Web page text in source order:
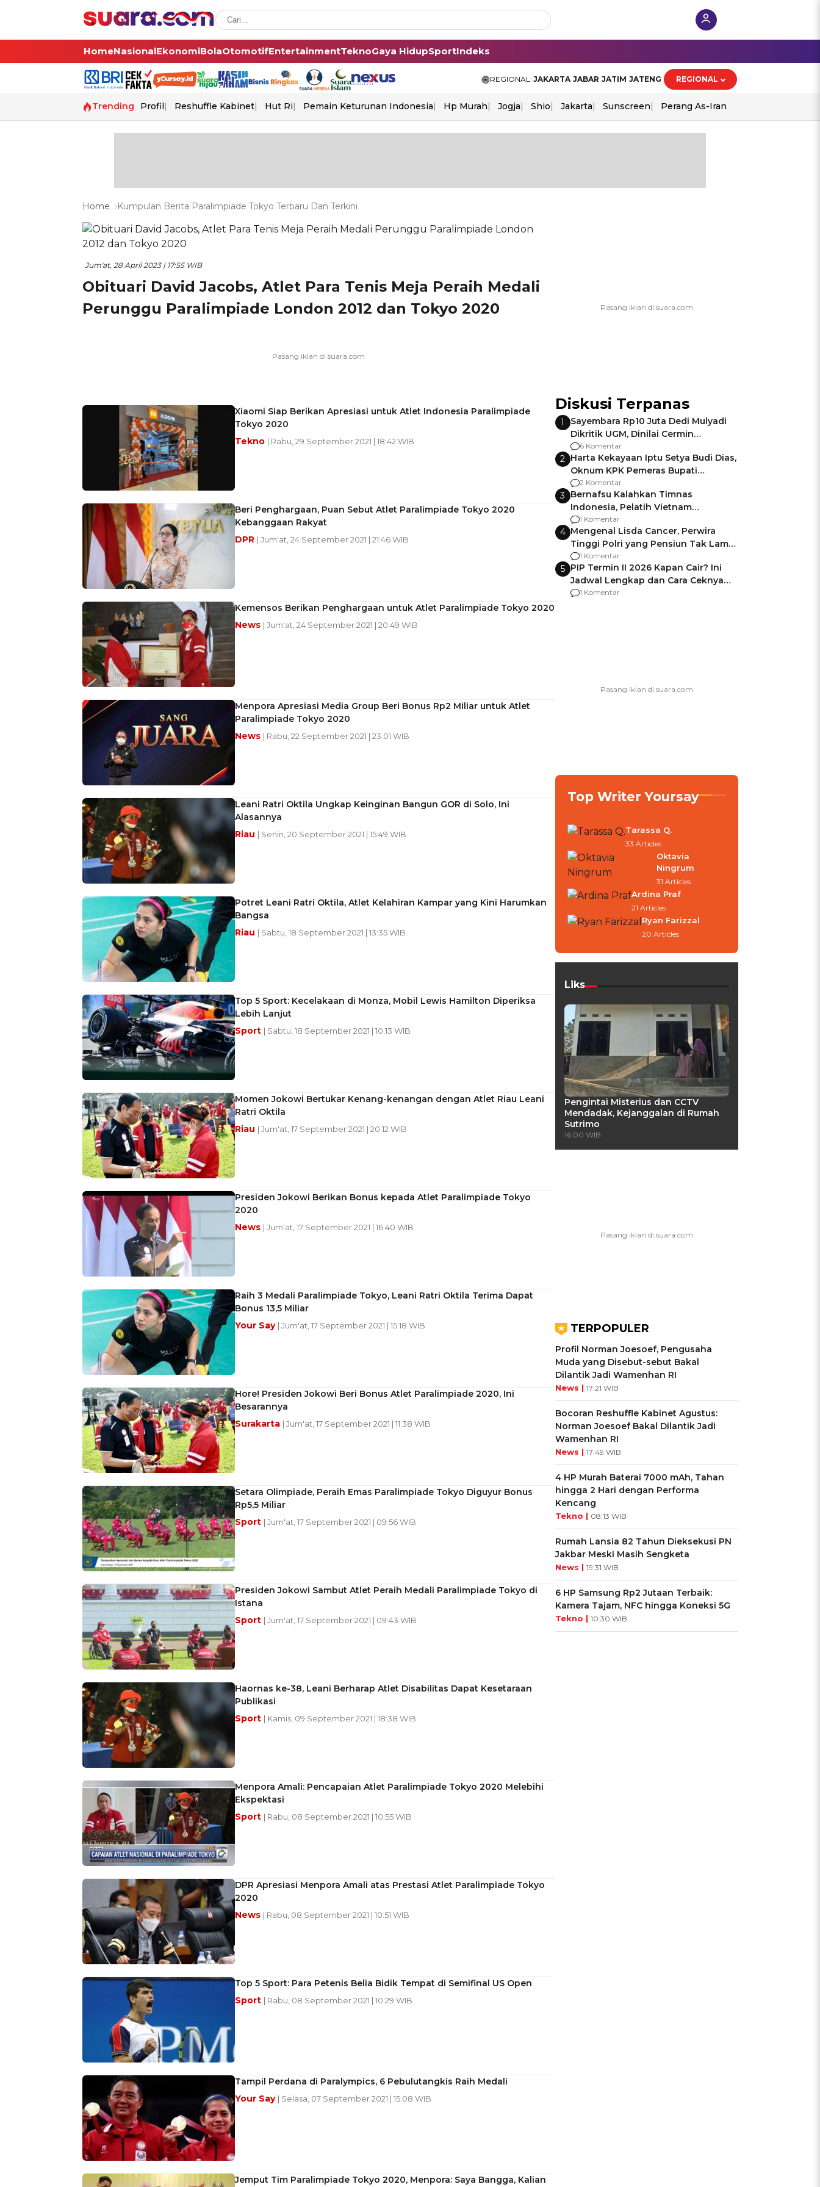
HomeNasionalEkonomiBolaOtomotifEntertainmentTeknoGaya HidupSportIndeks
REGIONAL: JAKARTA JABAR JATIM JATENG REGIONAL
Trending Profil Reshuffle Kabinet Hut Ri Pemain Keturunan Indonesia Hp Murah Jogja Shio Jakarta Sunscreen Perang As-Iran
Home Kumpulan Berita Paralimpiade Tokyo Terbaru Dan Terkini
Jum'at, 28 April 2023 | 17:55 WIB
Obituari David Jacobs, Atlet Para Tenis Meja Peraih Medali
Perunggu Paralimpiade London 2012 dan Tokyo 2020
Xiaomi Siap Berikan Apresiasi untuk Atlet Indonesia Paralimpiade
Tokyo 2020
Tekno | Rabu, 29 September 2021 | 18:42 WIB
Beri Penghargaan, Puan Sebut Atlet Paralimpiade Tokyo 2020
Kebanggaan Rakyat
DPR | Jum'at, 24 September 2021 | 21:46 WIB
Kemensos Berikan Penghargaan untuk Atlet Paralimpiade Tokyo 2020
News | Jum'at, 24 September 2021 | 20:49 WIB
Menpora Apresiasi Media Group Beri Bonus Rp2 Miliar untuk Atlet
Paralimpiade Tokyo 2020
News | Rabu, 22 September 2021 | 23:01 WIB
Leani Ratri Oktila Ungkap Keinginan Bangun GOR di Solo, Ini
Alasannya
Riau | Senin, 20 September 2021 | 15:49 WIB
Potret Leani Ratri Oktila, Atlet Kelahiran Kampar yang Kini Harumkan
Bangsa
Riau | Sabtu, 18 September 2021 | 13:35 WIB
Top 5 Sport: Kecelakaan di Monza, Mobil Lewis Hamilton Diperiksa
Lebih Lanjut
Sport | Sabtu, 18 September 2021 | 10:13 WIB
Momen Jokowi Bertukar Kenang-kenangan dengan Atlet Riau Leani
Ratri Oktila
Riau | Jum'at, 17 September 2021 | 20:12 WIB
Presiden Jokowi Berikan Bonus kepada Atlet Paralimpiade Tokyo
2020
News | Jum'at, 17 September 2021 | 16:40 WIB
Raih 3 Medali Paralimpiade Tokyo, Leani Ratri Oktila Terima Dapat
Bonus 13,5 Miliar
Your Say | Jum'at, 17 September 2021 | 15:18 WIB
Hore! Presiden Jokowi Beri Bonus Atlet Paralimpiade 2020, Ini
Besarannya
Surakarta | Jum'at, 17 September 2021 | 11:38 WIB
Setara Olimpiade, Peraih Emas Paralimpiade Tokyo Diguyur Bonus
Rp5,5 Miliar
Sport | Jum'at, 17 September 2021 | 09:56 WIB
Presiden Jokowi Sambut Atlet Peraih Medali Paralimpiade Tokyo di
Istana
Sport | Jum'at, 17 September 2021 | 09:43 WIB
Haornas ke-38, Leani Berharap Atlet Disabilitas Dapat Kesetaraan
Publikasi
Sport | Kamis, 09 September 2021 | 18:38 WIB
Menpora Amali: Pencapaian Atlet Paralimpiade Tokyo 2020 Melebihi
Ekspektasi
Sport | Rabu, 08 September 2021 | 10:55 WIB
DPR Apresiasi Menpora Amali atas Prestasi Atlet Paralimpiade Tokyo
2020
News | Rabu, 08 September 2021 | 10:51 WIB
Top 5 Sport: Para Petenis Belia Bidik Tempat di Semifinal US Open
Sport | Rabu, 08 September 2021 | 10:29 WIB
Tampil Perdana di Paralympics, 6 Pebulutangkis Raih Medali
Your Say | Selasa, 07 September 2021 | 15:08 WIB
Jemput Tim Paralimpiade Tokyo 2020, Menpora: Saya Bangga, Kalian
Diskusi Terpanas
1
Sayembara Rp10 Juta Dedi Mulyadi
Dikritik UGM, Dinilai Cermin
Gagalnya Negara Jamin Keamanan
6 Komentar
2 Harta Kekayaan Iptu Setya Budi Dias,
Oknum KPK Pemeras Bupati
Pemalang
2 Komentar
3 Bernafsu Kalahkan Timnas
Indonesia, Pelatih Vietnam
Berencana Pakai Jimat di Pakansari
1 Komentar
4 Mengenal Lisda Cancer, Perwira
Tinggi Polri yang Pensiun Tak Lama
Usai Jadi Brigjen
1 Komentar
5 PIP Termin II 2026 Kapan Cair? Ini
Jadwal Lengkap dan Cara Ceknya
agar Dana Tidak Hangus!
1 Komentar
Top Writer Yoursay
Tarassa Q.
33 Articles
Oktavia
Ningrum
31 Articles
Ardina Praf
21 Articles
Ryan Farizzal
20 Articles
Liks
Pengintai Misterius dan CCTV
Mendadak, Kejanggalan di Rumah
Sutrimo
16:00 WIB
TERPOPULER
Profil Norman Joesoef, Pengusaha
Muda yang Disebut-sebut Bakal
Dilantik Jadi Wamenhan RI
News | 17:21 WIB
Bocoran Reshuffle Kabinet Agustus:
Norman Joesoef Bakal Dilantik Jadi
Wamenhan RI
News | 17:49 WIB
4 HP Murah Baterai 7000 mAh, Tahan
hingga 2 Hari dengan Performa
Kencang
Tekno | 08:13 WIB
Rumah Lansia 82 Tahun Dieksekusi PN
Jakbar Meski Masih Sengketa
News | 19:31 WIB
6 HP Samsung Rp2 Jutaan Terbaik:
Kamera Tajam, NFC hingga Koneksi 5G
Tekno | 10:30 WIB